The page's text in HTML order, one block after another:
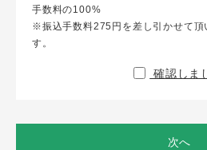
手数料の100%
※振込手数料275円を差し引かせて頂
す。
確認しま
次へ